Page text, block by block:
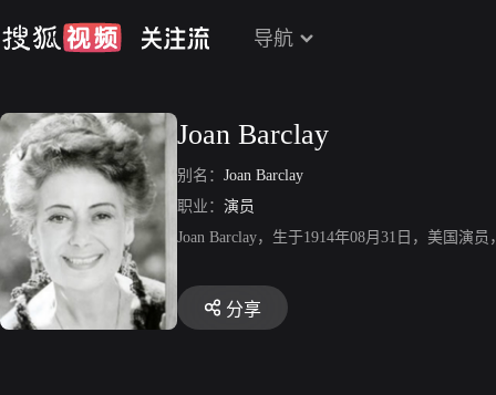
导航
Joan Barclay
别名： Joan Barclay
职业： 演员
Joan Barclay，生于1914年08月31日，美国演
分享